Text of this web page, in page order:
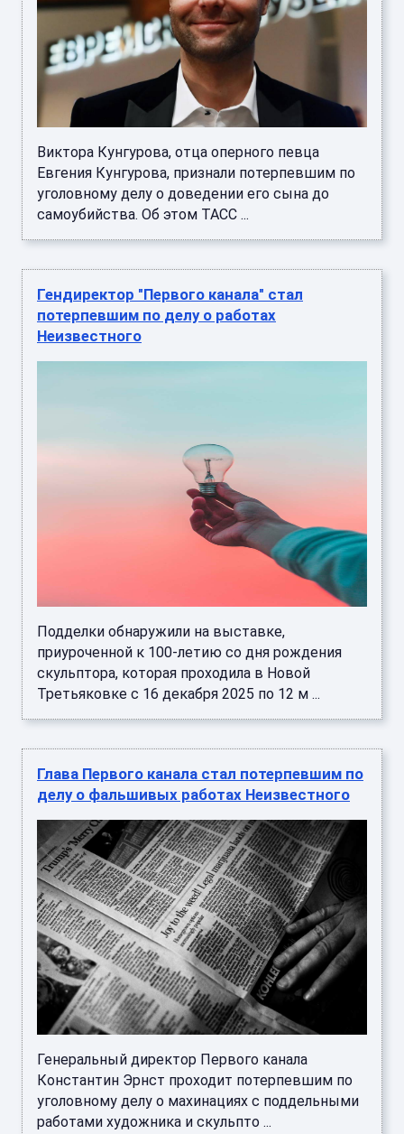
Виктора Кунгурова, отца оперного певца
Евгения Кунгурова, признали потерпевшим по
уголовному делу о доведении его сына до
самоубийства. Об этом ТАСС ...
Гендиректор "Первого канала" стал
потерпевшим по делу о работах
Неизвестного
Подделки обнаружили на выставке,
приуроченной к 100-летию со дня рождения
скульптора, которая проходила в Новой
Третьяковке с 16 декабря 2025 по 12 м ...
Глава Первого канала стал потерпевшим по
делу о фальшивых работах Неизвестного
Генеральный директор Первого канала
Константин Эрнст проходит потерпевшим по
уголовному делу о махинациях с поддельными
работами художника и скульпто ...